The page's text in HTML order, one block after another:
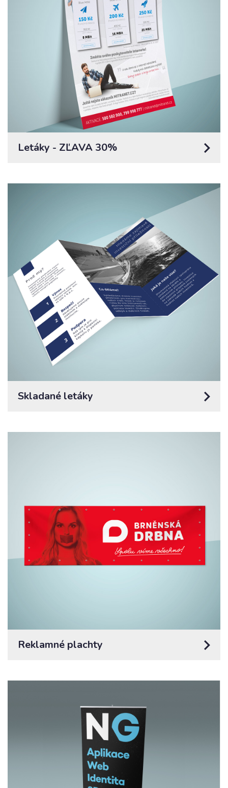
Letáky - ZĽAVA 30%
Skladané letáky
Reklamné plachty